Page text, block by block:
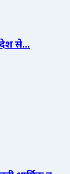
से...